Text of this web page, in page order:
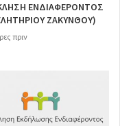
ΕΝΔΙΑΦΕΡΟΝΤΟΣ
ΖΑΚΥΝΘΟΥ)
πριν